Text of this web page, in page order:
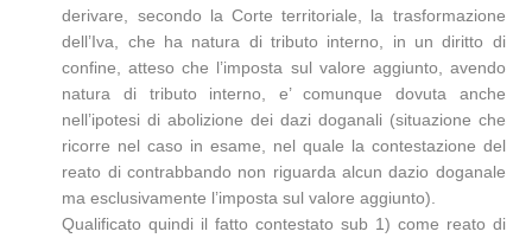
derivare, secondo la Corte territoriale, la trasformazione
dell’Iva, che ha natura di tributo interno, in un diritto di
confine, atteso che l’imposta sul valore aggiunto, avendo
natura di tributo interno, e’ comunque dovuta anche
nell’ipotesi di abolizione dei dazi doganali (situazione che
ricorre nel caso in esame, nel quale la contestazione del
reato di contrabbando non riguarda alcun dazio doganale
ma esclusivamente l’imposta sul valore aggiunto).
Qualificato quindi il fatto contestato sub 1) come reato di